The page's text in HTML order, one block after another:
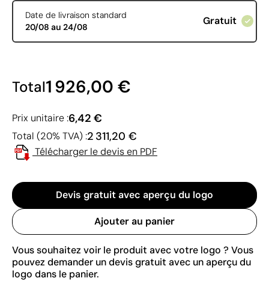
Date de livraison standard
20/08 au 24/08
Gratuit
Total1 926,00 €
Prix unitaire :6,42 €
Total (20% TVA) :2 311,20 €
Télécharger le devis en PDF
Devis gratuit avec aperçu du logo
Ajouter au panier
Vous souhaitez voir le produit avec votre logo ? Vous
pouvez demander un devis gratuit avec un aperçu du
logo dans le panier.